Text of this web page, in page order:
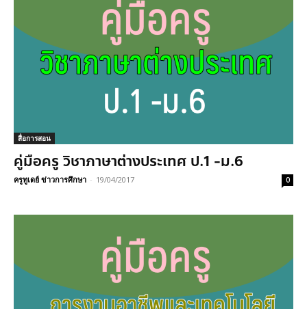
สื่อการสอน
คู่มือครู วิชาภาษาต่างประเทศ ป.1 -ม.6
ครูทูเดย์ ข่าวการศึกษา - 19/04/2017 0